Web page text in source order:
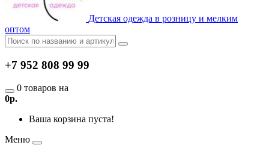
Детская одежда в розницу и мелким
оптом
+7 952 808 99 99
0 товаров на
0р.
Ваша корзина пуста!
Меню